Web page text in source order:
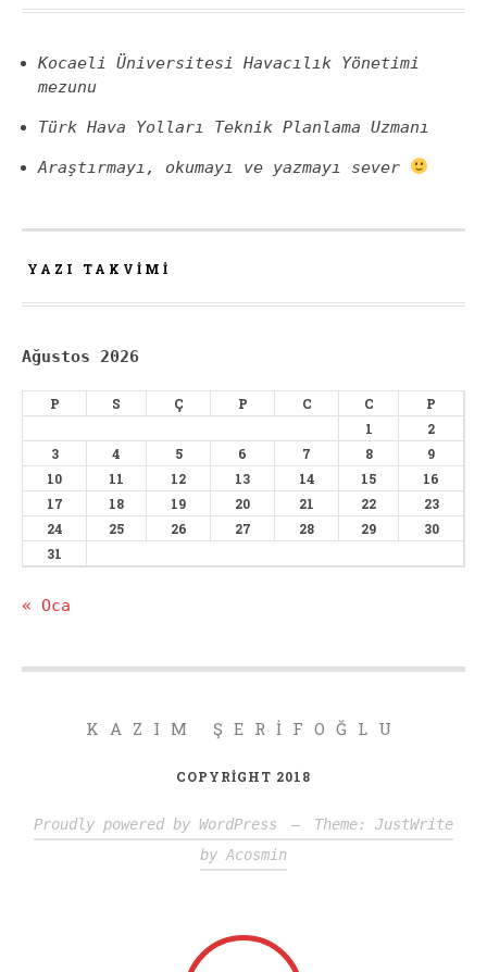
Kocaeli Üniversitesi Havacılık Yönetimi
mezunu
Türk Hava Yolları Teknik Planlama Uzmanı
Araştırmayı, okumayı ve yazmayı sever
YAZI TAKVIMI
Ağustos 2026
P S Ç P C C
P
1
2
3
4 5 6 7 8
9
10
11 12 13 14 15
16
17
18 19 20 21 22
23
24
25 26 27 28 29
30
31
« Oca
KAZIM ŞERIFOĞLU
COPYRIGHT 2018
Proudly powered by WordPress —
Theme: JustWrite
by Acosmin